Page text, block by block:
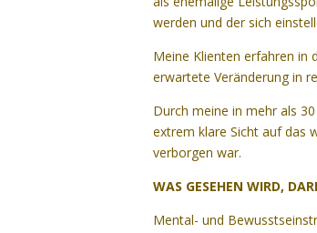
werden und der sich
Meine Klienten erfahren in
erwartete Veränderung in
Durch meine in mehr als
extrem klare Sicht auf das
verborgen war.
WAS GESEHEN WIRD,
Mental- und